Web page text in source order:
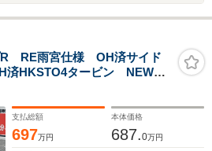
RE雨宮仕様 OH済サイド
済HKSTO4タービン NEW全
ゲート ワイドボディ公
ッチ ウエッズ18AW
支払総額
697万円
本体価格
687.0万円